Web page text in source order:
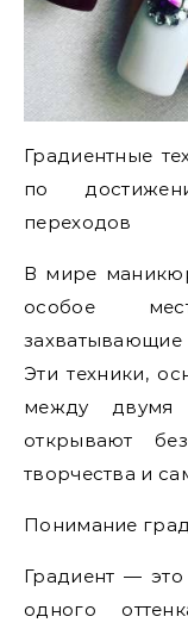
Градиентные
по
переходов
В мире
особое
Эти техники,
между двумя
открывают
творчества и
Понимание
Градиент —
одного